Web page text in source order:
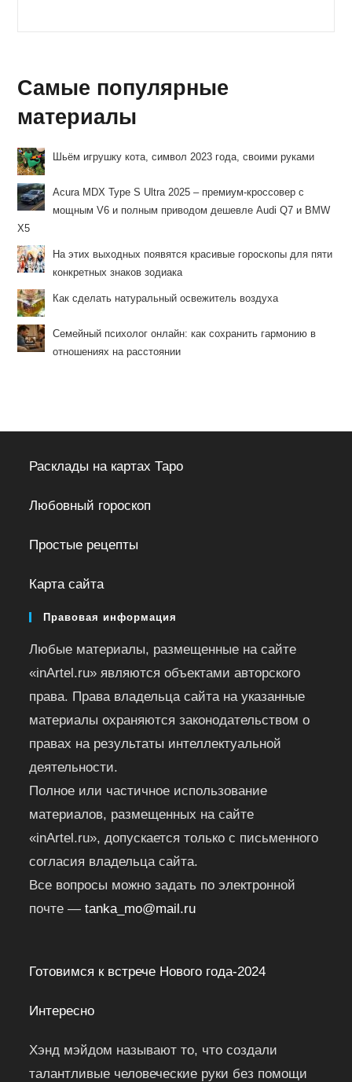
Самые популярные
материалы
Шьём игрушку кота, символ 2023 года, своими руками
Acura MDX Type S Ultra 2025 – премиум-кроссовер с
мощным V6 и полным приводом дешевле Audi Q7 и BMW
X5
На этих выходных появятся красивые гороскопы для пяти
конкретных знаков зодиака
Как сделать натуральный освежитель воздуха
Семейный психолог онлайн: как сохранить гармонию в
отношениях на расстоянии
Расклады на картах Таро
Любовный гороскоп
Простые рецепты
Карта сайта
Правовая информация
Любые материалы, размещенные на сайте
«inArtel.ru» являются объектами авторского
права. Права владельца сайта на указанные
материалы охраняются законодательством о
правах на результаты интеллектуальной
деятельности.
Полное или частичное использование
материалов, размещенных на сайте
«inArtel.ru», допускается только с письменного
согласия владельца сайта.
Все вопросы можно задать по электронной
почте —tanka_mo@mail.ru
Готовимся к встрече Нового года-2024
Интересно
Хэнд мэйдом называют то, что создали
талантливые человеческие руки без помощи